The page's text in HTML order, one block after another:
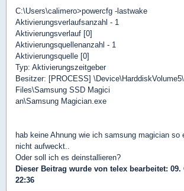
C:\Users\calimero>powercfg -lastwake
Aktivierungsverlaufsanzahl - 1
Aktivierungsverlauf [0]
Aktivierungsquellenanzahl - 1
Aktivierungsquelle [0]
Typ: Aktivierungszeitgeber
Besitzer: [PROCESS]
Files\Samsung SSD Magici
an\Samsung Magician.exe
hab keine Ahnung wie ich samsung magician so
nicht aufweckt..
Oder soll ich es deinstallieren?
Dieser Beitrag wurde von telex bearbeitet: 09.
22:36